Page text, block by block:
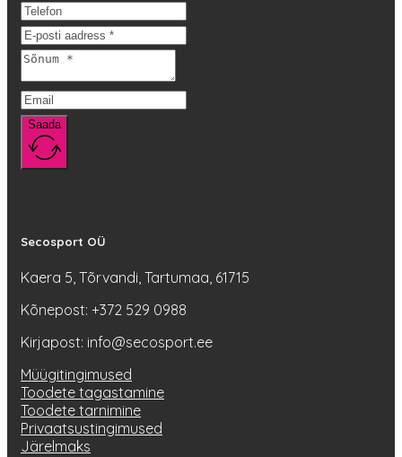
Saada
Secosport OÜ
Kaera 5, Tõrvandi, Tartumaa, 61715
Kõnepost: +372 529 0988
Kirjapost: info@secosport.ee
Müügitingimused
Toodete tagastamine
Toodete tarnimine
Privaatsustingimused
Järelmaks